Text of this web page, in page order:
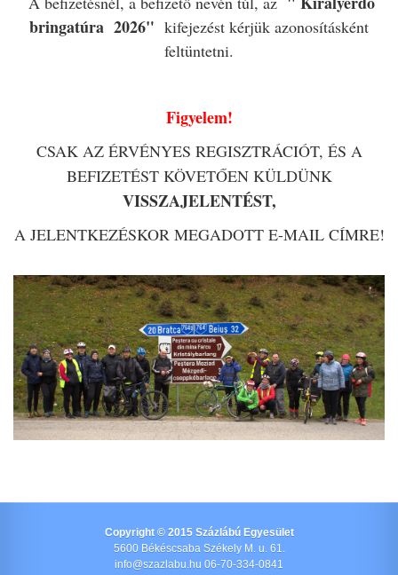
bringatúra 2026" kifejezést kérjük azonosításként
feltüntetni.
Figyelem!
CSAK AZ ÉRVÉNYES REGISZTRÁCIÓT, ÉS A
BEFIZETÉST KÖVETŐEN KÜLDÜNK
VISSZAJELENTÉST,
A JELENTKEZÉSKOR MEGADOTT E-MAIL CÍMRE!
Copyright © 2015 Százlábú Egyesület
5600 Békéscsaba Székely M. u. 61.
info@szazlabu.hu 06-70-334-0841